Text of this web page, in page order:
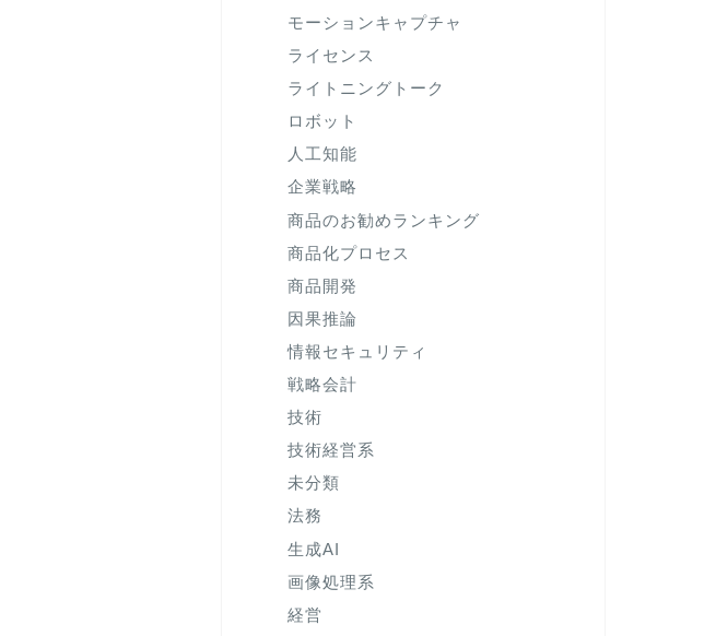
モーションキャプチャ
ライセンス
ライトニングトーク
ロボット
人工知能
企業戦略
商品のお勧めランキング
商品化プロセス
商品開発
因果推論
情報セキュリティ
戦略会計
技術
技術経営系
未分類
法務
生成AI
画像処理系
経営